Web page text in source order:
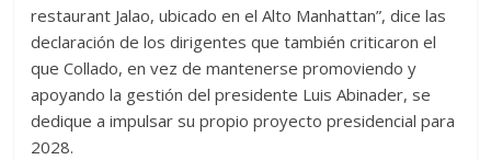
restaurant Jalao, ubicado en el Alto Manhattan”, dice las
declaración de los dirigentes que también criticaron el
que Collado, en vez de mantenerse promoviendo y
apoyando la gestión del presidente Luis Abinader, se
dedique a impulsar su propio proyecto presidencial para
2028.